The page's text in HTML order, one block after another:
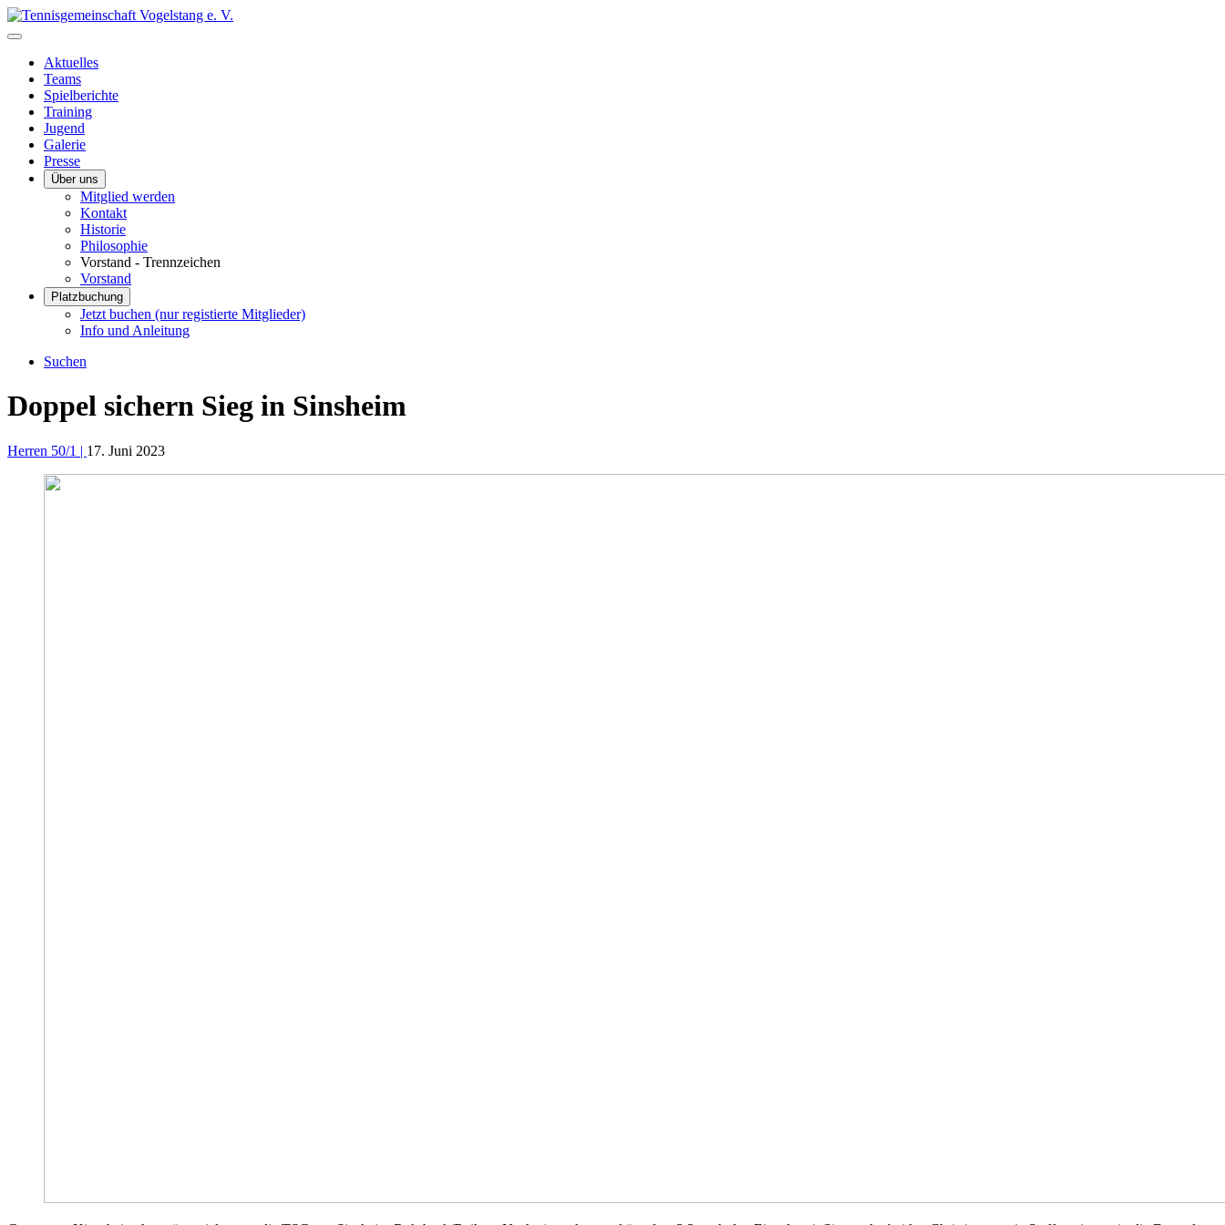
Aktuelles
Teams
Spielberichte
Training
Jugend
Galerie
Presse
Über uns
Mitglied werden
Kontakt
Historie
Philosophie
Vorstand - Trennzeichen
Vorstand
Platzbuchung
Jetzt buchen (nur registierte Mitglieder)
Info und Anleitung
Suchen
Doppel sichern Sieg in Sinsheim
Herren 50/1 | 17. Juni 2023